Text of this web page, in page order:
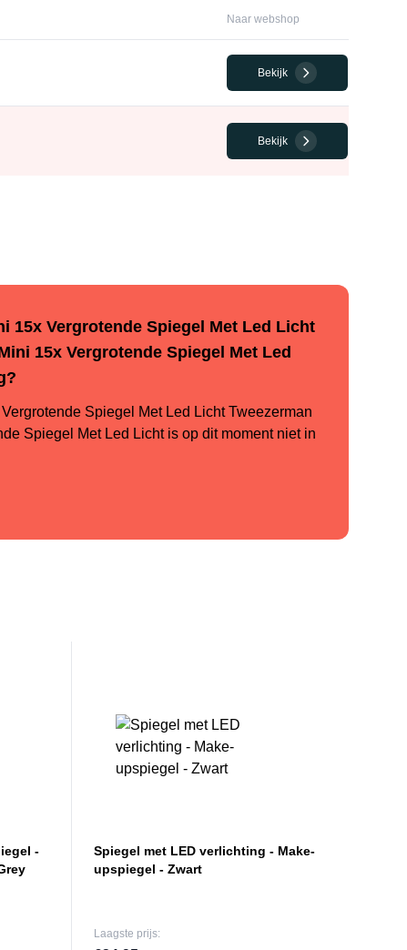
Naar webshop
Bekijk
Bekijk
15x Vergrotende Spiegel Met Led Licht
15x Vergrotende Spiegel Met Led
Spiegel Met Led Licht Tweezerman
Spiegel Met Led Licht is op dit moment niet in
-
Spiegel met LED verlichting - Make-
upspiegel - Zwart
Laagste prijs: